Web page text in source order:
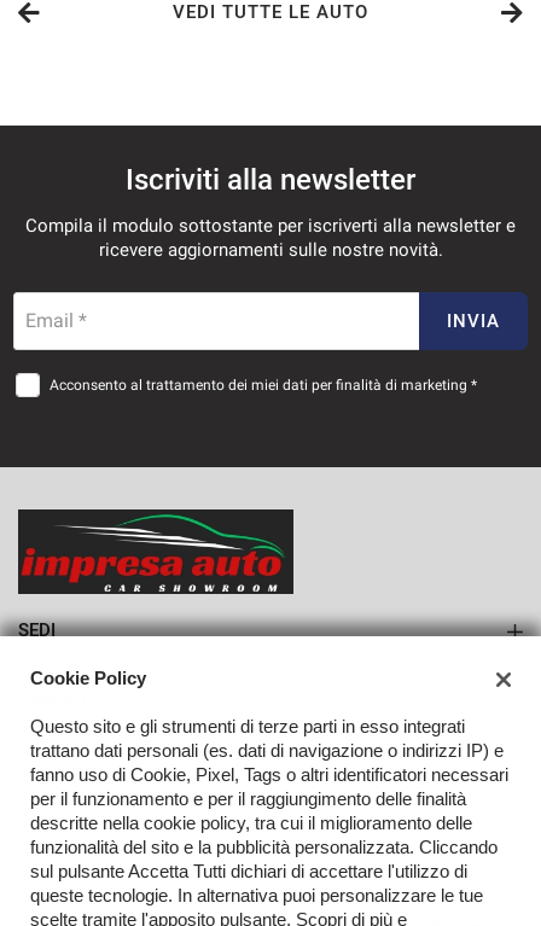
VEDI
756€/mese
36 Mesi
36 Mesi
VEDI
VEDI TUTTE LE AUTO
Iscriviti alla newsletter
Compila il modulo sottostante per iscriverti alla newsletter e
ricevere aggiornamenti sulle nostre novità.
Email * INVIA
Acconsento al trattamento dei miei dati per finalità di marketing *
SEDI
Azienda
Contatti
TORNA IN CIMA
Cookie Policy
Questo sito e gli strumenti di terze parti in esso integrati
trattano dati personali (es. dati di navigazione o indirizzi IP) e
fanno uso di Cookie, Pixel, Tags o altri identificatori necessari
per il funzionamento e per il raggiungimento delle finalità
descritte nella cookie policy, tra cui il miglioramento delle
funzionalità del sito e la pubblicità personalizzata. Cliccando
sul pulsante Accetta Tutti dichiari di accettare l'utilizzo di
queste tecnologie. In alternativa puoi personalizzare le tue
scelte tramite l'apposito pulsante. Scopri di più e